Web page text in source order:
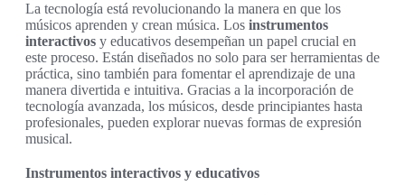
La tecnología está revolucionando la manera en que los
músicos aprenden y crean música. Los instrumentos
interactivos y educativos desempeñan un papel crucial en
este proceso. Están diseñados no solo para ser herramientas de
práctica, sino también para fomentar el aprendizaje de una
manera divertida e intuitiva. Gracias a la incorporación de
tecnología avanzada, los músicos, desde principiantes hasta
profesionales, pueden explorar nuevas formas de expresión
musical.
Instrumentos interactivos y educativos